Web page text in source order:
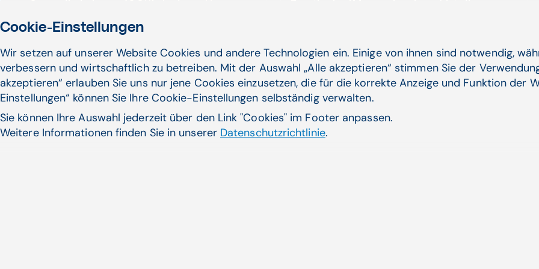
Gesundheitskasse (ÖGK), Andreas Huss,
forderte ...
Primärversorgungseinheiten, Psychiatrische Versorgung |
APAMED (APA-OTS)
Zum Artikel
Brustkrebs (Mammakarzinom) ist die
Integrierte Versorgung, Primärversorgungseinheiten |
APAMED (APA-OTS)
Zum Artikel
Cookie-Einstellungen
Wir setzen auf unserer Website Cookies und andere Technologien ein. Einige von ihnen sind notwendig,
verbessern und wirtschaftlich zu betreiben. Mit der Auswahl „Alle akzeptieren“ stimmen Sie der
akzeptieren“ erlauben Sie uns nur jene Cookies einzusetzen, die für die korrekte Anzeige und Funktion der
Einstellungen“ können Sie Ihre Cookie-Einstellungen selbständig verwalten.
Sie können Ihre Auswahl jederzeit über den Link "Cookies" im Footer anpassen.
Weitere Informationen finden Sie in unserer Datenschutzrichtlinie.